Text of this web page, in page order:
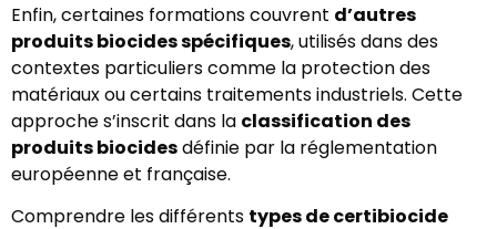
Enfin, certaines formations couvrent d’autres
produits biocides spécifiques, utilisés dans des
contextes particuliers comme la protection des
matériaux ou certains traitements industriels. Cette
approche s’inscrit dans la classification des
produits biocidesdéfinie par la réglementation
européenne et française.
Comprendre les différents types de certibiocide